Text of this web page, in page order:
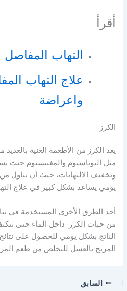
أقرأ
التهاب المفاصل
علاج التهاب
واعراضة
الكرز
يعد الكرز من الأطعمة الغنية بالعديد
مثل البوتاسيوم والمغنيسيوم حيث
يومي يساعد بشكل كبير في علاج
أحد الطرق الأخرى المستخدمة في
من حبات الكرز داخل الماء حتى
الناتج بشكل يومي للحصول على
المزيج بالعسل للتخلص من طعم
السابق